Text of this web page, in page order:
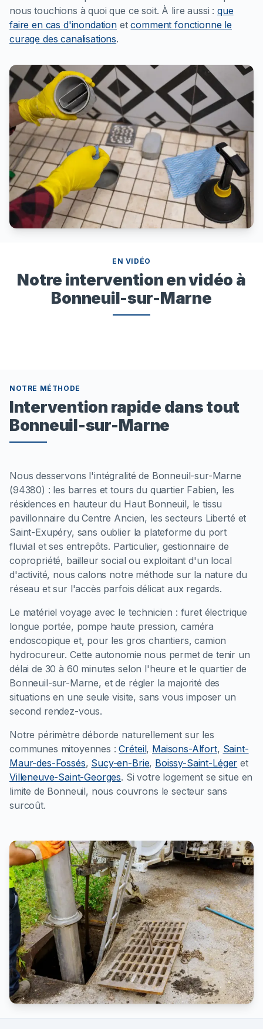
nous touchions à quoi que ce soit. À lire aussi : que
faire en cas d'inondation etcomment fonctionne le
curage des canalisations.
EN VIDÉO
Notre intervention en vidéo à
Bonneuil-sur-Marne
NOTRE MÉTHODE
Intervention rapide dans tout
Bonneuil-sur-Marne
Nous desservons l'intégralité de Bonneuil-sur-Marne
(94380) : les barres et tours du quartier Fabien, les
résidences en hauteur du Haut Bonneuil, le tissu
pavillonnaire du Centre Ancien, les secteurs Liberté et
Saint-Exupéry, sans oublier la plateforme du port
fluvial et ses entrepôts. Particulier, gestionnaire de
copropriété, bailleur social ou exploitant d'un local
d'activité, nous calons notre méthode sur la nature du
réseau et sur l'accès parfois délicat aux regards.
Le matériel voyage avec le technicien : furet électrique
longue portée, pompe haute pression, caméra
endoscopique et, pour les gros chantiers, camion
hydrocureur. Cette autonomie nous permet de tenir un
délai de 30 à 60 minutes selon l'heure et le quartier de
Bonneuil-sur-Marne, et de régler la majorité des
situations en une seule visite, sans vous imposer un
second rendez-vous.
Notre périmètre déborde naturellement sur les
communes mitoyennes :Créteil, Maisons-Alfort, Saint-
Maur-des-Fossés, Sucy-en-Brie, Boissy-Saint-Léger et
Villeneuve-Saint-Georges. Si votre logement se situe en
limite de Bonneuil, nous couvrons le secteur sans
surcoût.